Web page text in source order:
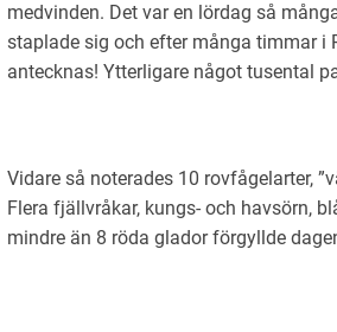
medvinden. Det var en lördag så
staplade sig och efter många timmar i
antecknas! Ytterligare något tusental
Vidare så noterades 10 rovfågelarter,
Flera fjällvråkar, kungs- och havsörn,
mindre än 8 röda glador förgyllde